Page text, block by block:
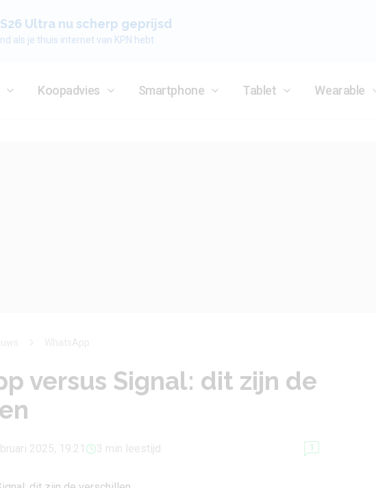
Ultra nu scherp geprijsd
als je thuis internet van KPN hebt
Koopadvies Smartphone Tablet Wearable
versus Signal: dit zijn de
2025, 19:21 3 min leestijd 1